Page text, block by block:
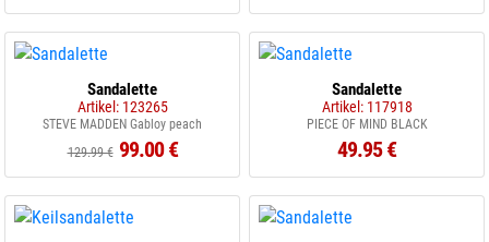
Sandalette
Artikel: 123265
STEVE MADDEN Gabloy peach
129.99 € 99.00 €
Sandalette
Artikel: 117918
PIECE OF MIND BLACK
49.95 €